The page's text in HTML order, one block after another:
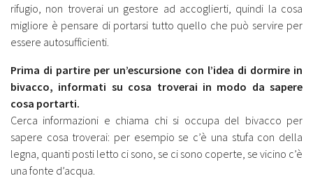
rifugio, non troverai un gestore ad accoglierti, quindi la cosa
migliore è pensare di portarsi tutto quello che può servire per
essere autosufficienti.
Prima di partire per un’escursione con l’idea di dormire in
bivacco, informati su cosa troverai in modo da sapere
cosa portarti.
Cerca informazioni e chiama chi si occupa del bivacco per
sapere cosa troverai: per esempio se c’è una stufa con della
legna, quanti posti letto ci sono, se ci sono coperte, se vicino c’è
una fonte d’acqua.